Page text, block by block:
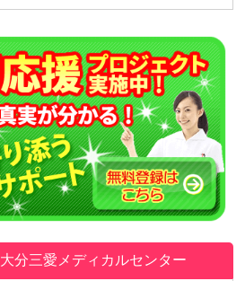
大分三愛メディカルセンター